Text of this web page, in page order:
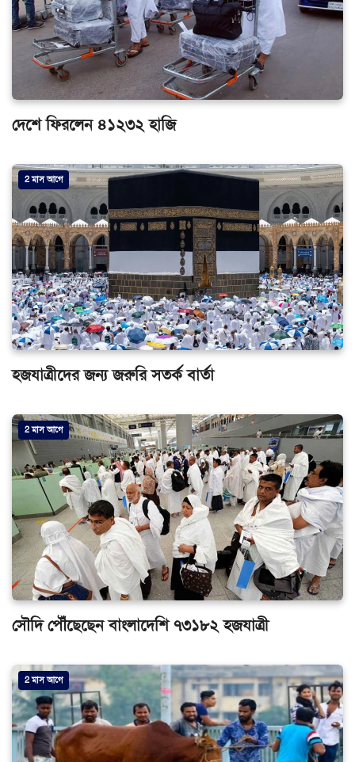
দেশে ফিরলেন ৪১২৩২ হাজি
2 মাস আগে
হজযাত্রীদের জন্য জরুরি সতর্ক বার্তা
2 মাস আগে
সৌদি পৌঁছেছেন বাংলাদেশি ৭৩১৮২ হজযাত্রী
2 মাস আগে